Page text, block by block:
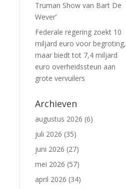
Truman Show van Bart De
Wever’
Federale regering zoekt 10
miljard euro voor begroting,
maar biedt tot 7,4 miljard
euro overheidssteun aan
grote vervuilers
Archieven
augustus 2026 (6)
juli 2026 (35)
juni 2026 (27)
mei 2026 (57)
april 2026 (34)